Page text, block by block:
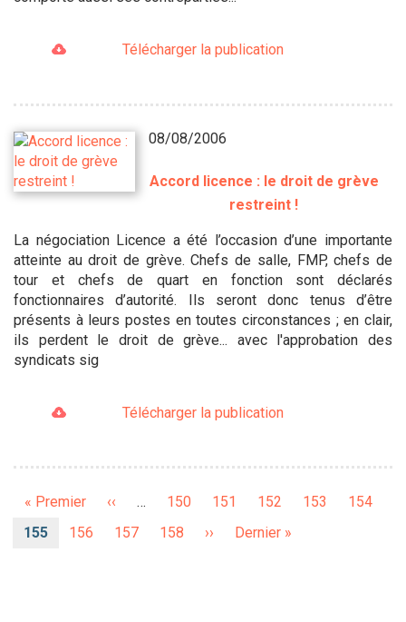
Télécharger la publication
08/08/2006
Accord licence : le droit de grève
restreint !
La négociation Licence a été l’occasion d’une importante
atteinte au droit de grève. Chefs de salle, FMP, chefs de
tour et chefs de quart en fonction sont déclarés
fonctionnaires d’autorité. Ils seront donc tenus d’être
présents à leurs postes en toutes circonstances ; en clair,
ils perdent le droit de grève... avec l'approbation des
syndicats sig
Télécharger la publication
Première
« Premier
Page
‹‹ … Page
150 Page
151 Page
152 Page
153 Page
154
Page
155 Page
156 Page
157 Page
158
Page
››
Dernière
Dernier »